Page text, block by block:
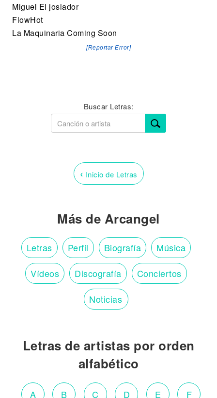
Miguel El josiador
FlowHot
La Maquinaria Coming Soon
[Reportar Error]
Buscar Letras:
‹ Inicio de Letras
Más de Arcangel
Letras Perfil Biografía Música
Vídeos Discografía Conciertos
Noticias
Letras de artistas por orden
alfabético
A B C D E F